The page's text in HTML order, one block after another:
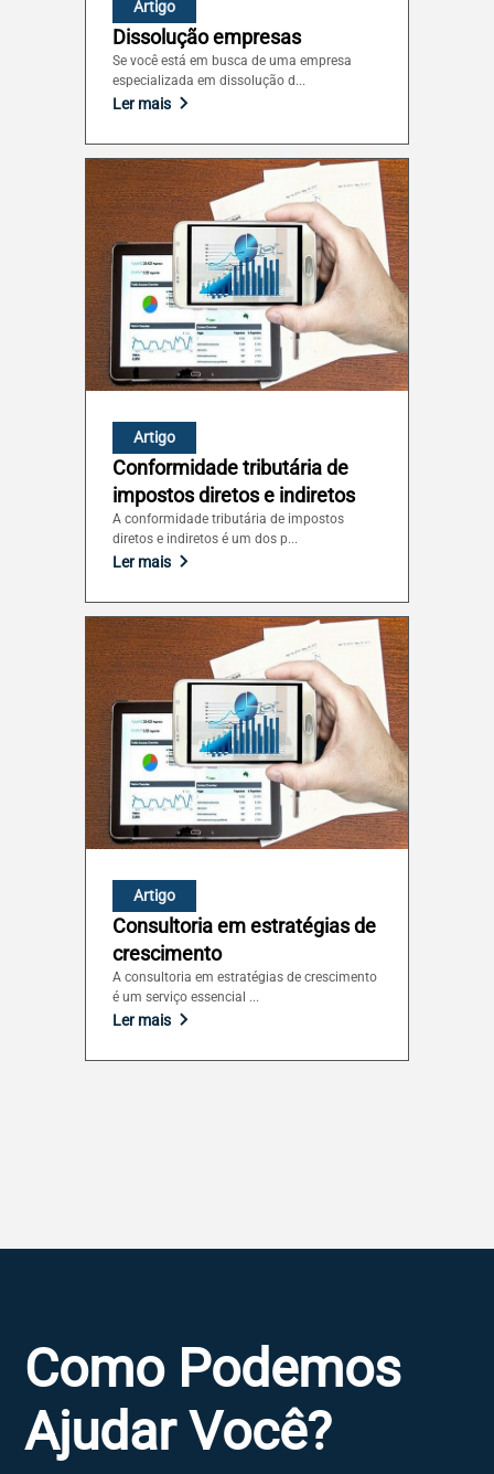
Artigo
Dissolução empresas
Se você está em busca de uma empresa
especializada em dissolução d...
Ler mais
Artigo
Conformidade tributária de
impostos diretos e indiretos
A conformidade tributária de impostos
diretos e indiretos é um dos p...
Ler mais
Artigo
Consultoria em estratégias de
crescimento
A consultoria em estratégias de crescimento
é um serviço essencial ...
Ler mais
Como Podemos
Ajudar Você?